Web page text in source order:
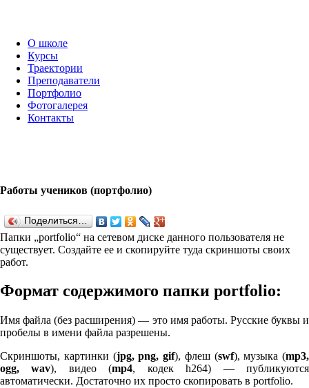
О школе
Курсы
Траектории
Преподаватели
Портфолио
Фотогалерея
Контакты
Работы учеников (портфолио)
Поделиться…
Папки „port­fo­lio“ на сетевом диске данного пользователя не
существует. Создайте ее и скопируйте туда скриншоты своих
работ.
Формат содержимого папки port­fo­lio:
Имя файла (без расширения) — это имя работы. Русские буквы и
пробелы в имени файла разрешены.
Скриншоты, картинки (jpg, png, gif), флеш (swf), музыка (mp3,
ogg, wav), видео (mp4, кодек h264) — публикуются
автоматически. Достаточно их просто скопировать в port­fo­lio.